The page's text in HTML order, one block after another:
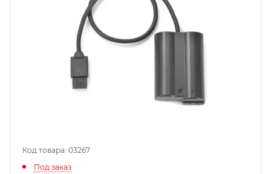
Код товара: 03267
Под заказ